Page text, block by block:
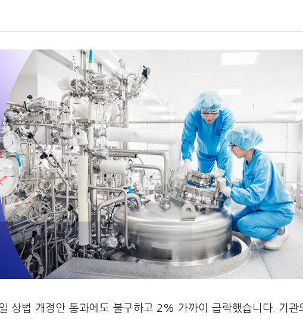
상법 개정안 통과에도 불구하고 2% 가까이 급락했습니다. 기관